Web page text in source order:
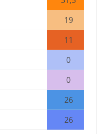
19
11
0
0
26
26